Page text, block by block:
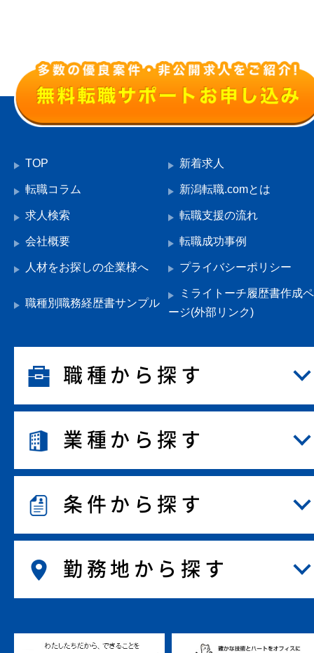
TOP 新着求人
転職コラム 新潟転職.comとは
求人検索 転職支援の流れ
会社概要 転職成功事例
人材をお探しの企業様へ プライバシーポリシー
職種別職務経歴書サンプル
ミライトーチ履歴書作成ペ
ージ(外部リンク)
職種から探す
業種から探す
条件から探す
勤務地から探す